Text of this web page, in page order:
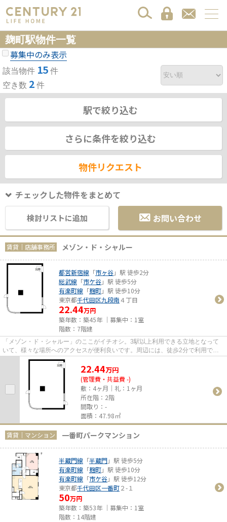
麹町駅物件一覧
募集中のみ表示
該当物件 15 件
空き数 2 件
駅で絞り込む
さらに条件を絞り込む
物件リクエスト
チェックした物件をまとめて
検討リストに追加 お問い合わせ
賃貸｜店舗事務所 メゾン・ド・シャルー
都営新宿線 「市ヶ谷」駅 徒歩2分
総武線 「市ケ谷」駅 徒歩5分
有楽町線 「麹町」駅 徒歩10分
東京都千代田区九段南４丁目
22.44万円
築年数：築45年 ｜募集中： 1室
階数：7階建
「メゾン・ド・シャルー」のここがイチオシ。3駅以上利用できる立地となって
いて、様々な場所へのアクセスが便利良いです。周辺には、徒歩2分で利用でき
る駅があります。
22.44万円
(管理費・共益費 -)
敷：4ヶ月｜礼：1ヶ月
所在階：2階
間取り：-
面積：47.98㎡
賃貸｜マンション 一番町パークマンション
半蔵門線 「半蔵門」駅 徒歩5分
有楽町線 「麹町」駅 徒歩10分
有楽町線 「市ケ谷」駅 徒歩12分
東京都千代田区一番町２-１
50万円
築年数：築53年 ｜募集中： 1室
階数：14階建